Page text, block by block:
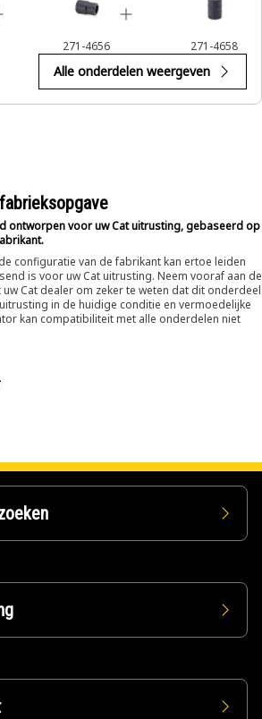
ensuring efficient maintenance
271-4656 271-4658
Alle onderdelen weergeven
ontworpen voor uw Cat uitrusting, gebaseerd op
configuratie van de fabrikant kan ertoe leiden
is voor uw Cat uitrusting. Neem vooraf aan de
Cat dealer om zeker te weten dat dit onderdeel
in de huidige conditie en vermoedelijke
kan compatibiliteit met alle onderdelen niet